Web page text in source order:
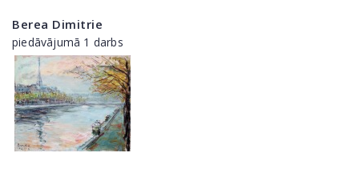
Berea Dimitrie
piedāvājumā 1 darbs